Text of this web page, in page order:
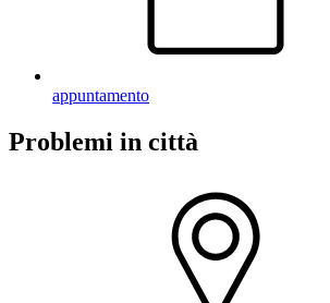
appuntamento
Problemi in città